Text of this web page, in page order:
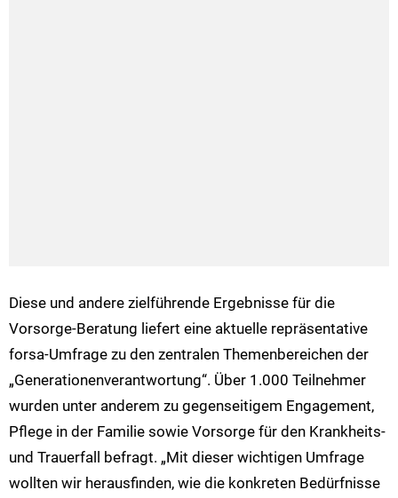
Diese und andere zielführende Ergebnisse für die
Vorsorge-Beratung liefert eine aktuelle repräsentative
forsa-Umfrage zu den zentralen Themenbereichen der
„Generationenverantwortung“. Über 1.000 Teilnehmer
wurden unter anderem zu gegenseitigem Engagement,
Pflege in der Familie sowie Vorsorge für den Krankheits-
und Trauerfall befragt. „Mit dieser wichtigen Umfrage
wollten wir herausfinden, wie die konkreten Bedürfnisse